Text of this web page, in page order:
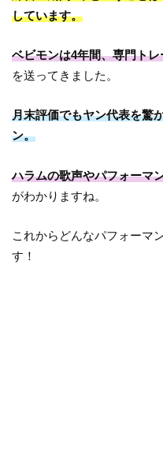
しています。
ベビモンは4年間、専門ト
を送ってきました。
月末評価でもヤン代表を驚
ン。
ハラムの歌声やパフォーマ
がわかりますね。
これからどんなパフォーマ
す！